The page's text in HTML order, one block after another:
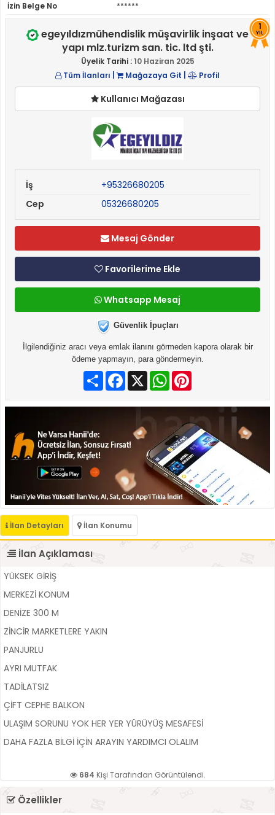
İzin Belge No
******
1
YIL
egeyıldızmühendislik müşavirlik inşaat ve
yapı mlz.turizm san. tic. ltd şti.
Üyelik Tarihi :10 Haziran 2025
Tüm İlanları | Mağazaya Git Profil
Kullanıcı Mağazası
İş
+95326680205
Cep
05326680205
Mesaj Gönder
Favorilerime Ekle
Whatsapp Mesaj
Güvenlik İpuçları
İlgilendiğiniz aracı veya emlak ilanını görmeden kapora olarak bir
ödeme yapmayın, para göndermeyin.
PaylaşFacebook
X WhatsApp
İlan Detayları İlan Konumu
İlan Açıklaması
YÜKSEK GİRİŞ
MERKEZİ KONUM
DENİZE 300 M
ZİNCİR MARKETLERE YAKIN
PANJURLU
AYRI MUTFAK
TADİLATSIZ
ÇİFT CEPHE BALKON
ULAŞIM SORUNU YOK HER YER YÜRÜYÜŞ MESAFESİ
DAHA FAZLA BİLGİ İÇİN ARAYIN YARDIMCI OLALIM
684 Kişi Tarafından Görüntülendi.
Özellikler